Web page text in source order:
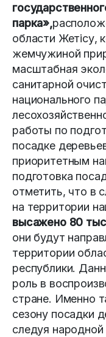
парка»,
области Жетісу,
жемчужиной
масштабная
санитарной
национального
работы по
посадке
приоритетным
подготовка
отметить, что в
на территории
высажено 80
они будут
территории
республики.
роль в
стране. Именно
сезону посадки
следуя